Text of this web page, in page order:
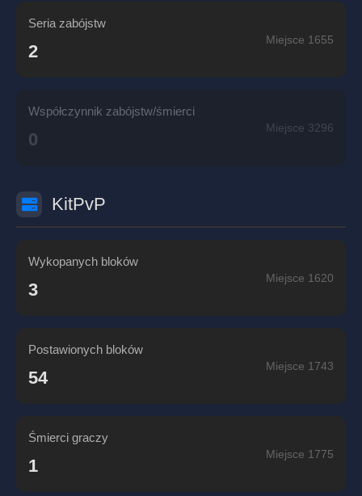
Seria zabójstw
2
Miejsce 1655
Współczynnik zabójstw/śmierci
0
Miejsce 3296
KitPvP
Wykopanych bloków
3
Miejsce 1620
Postawionych bloków
54
Miejsce 1743
Śmierci graczy
1
Miejsce 1775